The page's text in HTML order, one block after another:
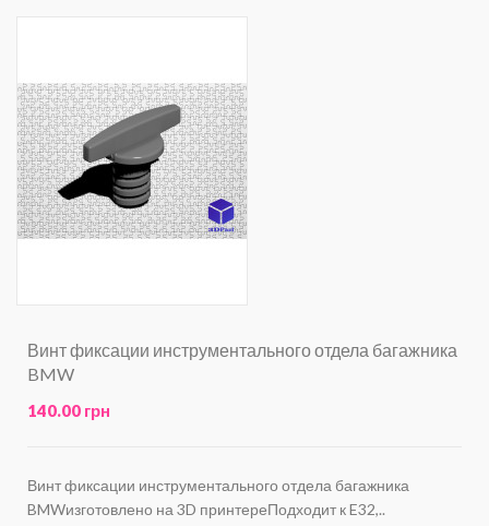
Винт фиксации инструментального отдела багажника
BMW
140.00 грн
Винт фиксации инструментального отдела багажника
BMWизготовлено на 3D принтереПодходит к E32,..